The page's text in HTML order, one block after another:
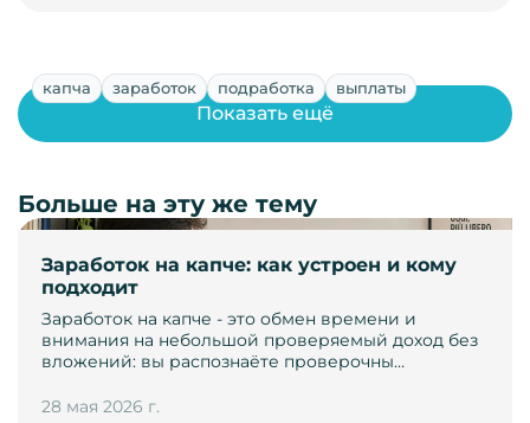
капча заработок подработка выплаты
Заработок на капче: как устроен и кому
подходит
Заработок на капче - это обмен времени и
внимания на небольшой проверяемый доход без
вложений: вы распознаёте проверочны…
28 мая 2026 г.
Показать ещё
Больше на эту же тему